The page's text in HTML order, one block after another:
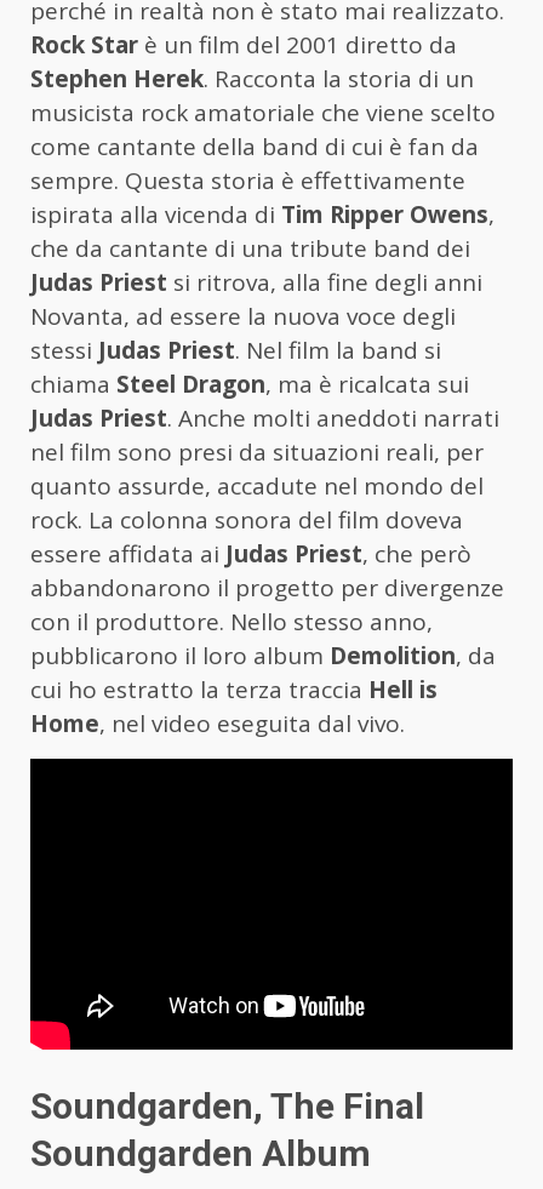
perché in realtà non è stato mai realizzato.
Rock Star è un film del 2001 diretto da
Stephen Herek. Racconta la storia di un
musicista rock amatoriale che viene scelto
come cantante della band di cui è fan da
sempre. Questa storia è effettivamente
ispirata alla vicenda di Tim Ripper Owens,
che da cantante di una tribute band dei
Judas Priest si ritrova, alla fine degli anni
Novanta, ad essere la nuova voce degli
stessi Judas Priest. Nel film la band si
chiama Steel Dragon, ma è ricalcata sui
Judas Priest. Anche molti aneddoti narrati
nel film sono presi da situazioni reali, per
quanto assurde, accadute nel mondo del
rock. La colonna sonora del film doveva
essere affidata ai Judas Priest, che però
abbandonarono il progetto per divergenze
con il produttore. Nello stesso anno,
pubblicarono il loro album Demolition, da
cui ho estratto la terza traccia Hell is
Home, nel video eseguita dal vivo.
Soundgarden, The Final
Soundgarden Album